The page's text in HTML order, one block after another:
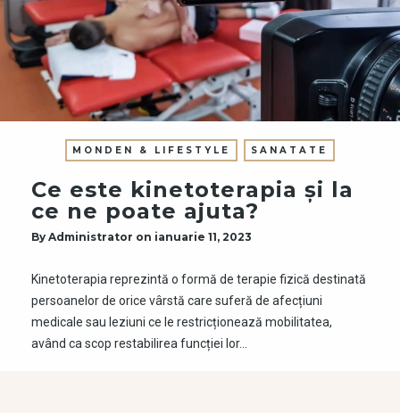
MONDEN & LIFESTYLE SANATATE
Ce este kinetoterapia și la
ce ne poate ajuta?
By Administrator on ianuarie 11, 2023
Kinetoterapia reprezintă o formă de terapie fizică destinată
persoanelor de orice vârstă care suferă de afecțiuni
medicale sau leziuni ce le restricționează mobilitatea,
având ca scop restabilirea funcției lor…